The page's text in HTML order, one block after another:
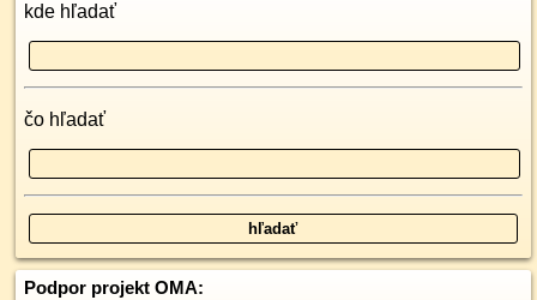
kde hľadať
čo hľadať
Podpor projekt OMA: